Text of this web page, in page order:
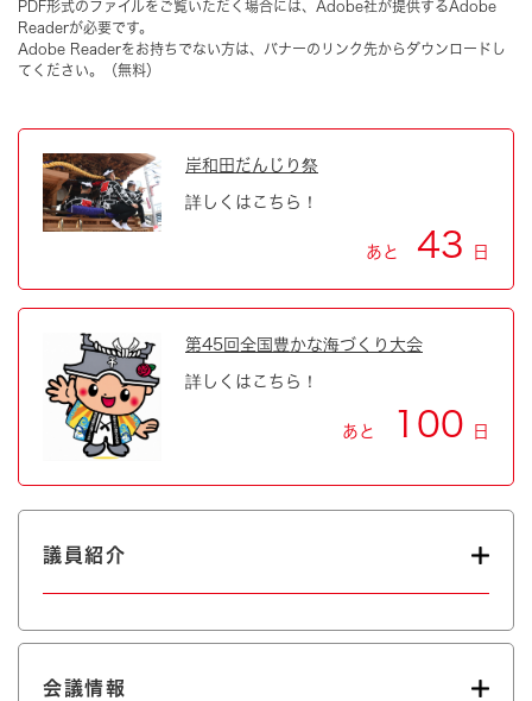
PDF形式のファイルをご覧いただく場合には、Adobe社が提供するAdobe
Readerが必要です。
Adobe Readerをお持ちでない方は、バナーのリンク先からダウンロードし
てください。（無料）
岸和田だんじり祭
詳しくはこちら！
あと 43 日
第45回全国豊かな海づくり大会
詳しくはこちら！
あと 100 日
議員紹介
会議情報